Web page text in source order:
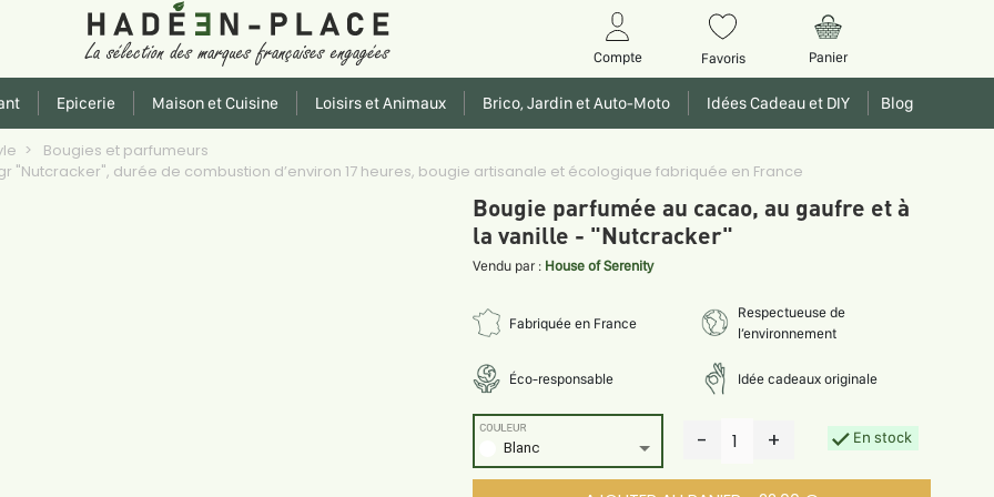
Compte Favoris Panier
Epicerie Maison et Cuisine Loisirs et Animaux Brico, Jardin et Auto-Moto Idées Cadeau et DIY Blog
Bougies et parfumeurs
"Nutcracker", durée de combustion d’environ 17 heures, bougie artisanale et écologique fabriquée en France
Bougie parfumée au cacao, au gaufre et à
la vanille - "Nutcracker"
Vendu par : House of Serenity
Fabriquée en France
Respectueuse de
l’environnement
Éco-responsable Idée cadeaux originale
Blanc
COULEUR - 1 + En stock